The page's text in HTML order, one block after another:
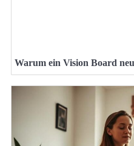
Warum ein Vision Board